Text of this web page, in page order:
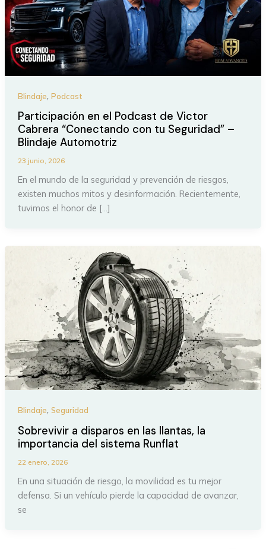
Blindaje, Podcast
Participación en el Podcast de Victor
Cabrera “Conectando con tu Seguridad” –
Blindaje Automotriz
23 junio, 2026
En el mundo de la seguridad y prevención de riesgos,
existen muchos mitos y desinformación. Recientemente,
tuvimos el honor de […]
Blindaje, Seguridad
Sobrevivir a disparos en las llantas, la
importancia del sistema Runflat
22 enero, 2026
En una situación de riesgo, la movilidad es tu mejor
defensa. Si un vehículo pierde la capacidad de avanzar,
se